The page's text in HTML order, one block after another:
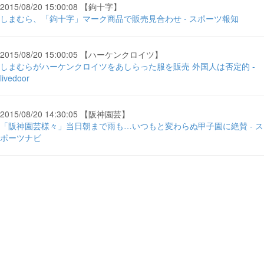
2015/08/20 15:00:08 【鉤十字】
しまむら、「鉤十字」マーク商品で販売見合わせ - スポーツ報知
2015/08/20 15:00:05 【ハーケンクロイツ】
しまむらがハーケンクロイツをあしらった服を販売 外国人は否定的 -
livedoor
2015/08/20 14:30:05 【阪神園芸】
「阪神園芸様々」当日朝まで雨も…いつもと変わらぬ甲子園に絶賛 - ス
ポーツナビ